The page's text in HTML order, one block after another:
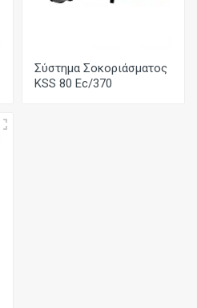
Σύστημα Σοκοριάσματος
KSS 80 Ec/370